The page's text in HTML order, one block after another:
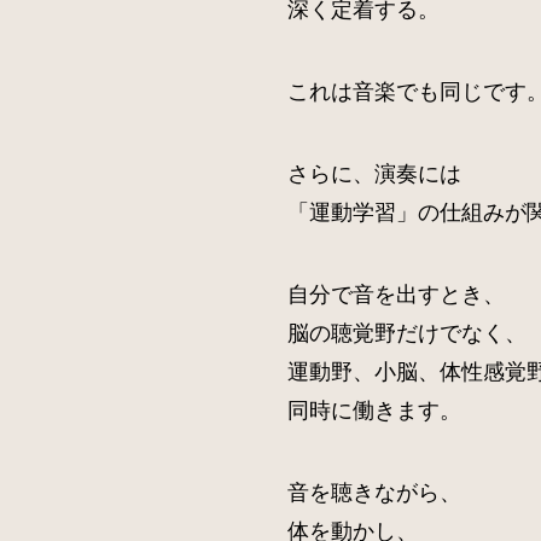
深く定着する。
これは音楽でも同じです。
さらに、演奏には
「運動学習」の仕組みが
自分で音を出すとき、
脳の聴覚野だけでなく、
運動野、小脳、体性感覚
同時に働きます。
音を聴きながら、
体を動かし、